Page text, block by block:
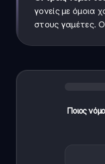
γονείς με όμοια
στους γαμέτες.
Ποιος